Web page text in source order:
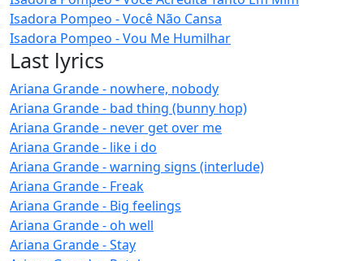
Isadora Pompeo - Você Não Cansa
Isadora Pompeo - Vou Me Humilhar
Last lyrics
Ariana Grande - nowhere, nobody
Ariana Grande - bad thing (bunny hop)
Ariana Grande - never get over me
Ariana Grande - like i do
Ariana Grande - warning signs (interlude)
Ariana Grande - Freak
Ariana Grande - Big feelings
Ariana Grande - oh well
Ariana Grande - Stay